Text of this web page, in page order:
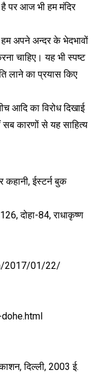
है पर आज भी हम मंदिर
अपने अन्दर के भेदभावों
चाहिए। यह भी स्पष्ट
लाने का प्रयास किए
आदि का विरोध दिखाई
कारणों से यह साहित्य
कहानी, ईस्टर्न बुक
दोहा-84, राधाकृष्ण
2017/01/22/
दिल्ली, 2003 ई.